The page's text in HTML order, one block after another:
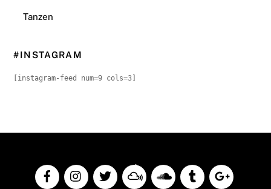
Tanzen
#INSTAGRAM
[instagram-feed num=9 cols=3]
Back
To